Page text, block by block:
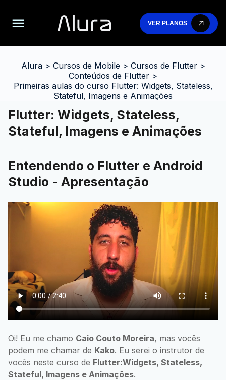
VER PLANOS
Alura> Cursos de Mobile> Cursos de Flutter>
Conteúdos de Flutter >
Primeiras aulas do curso Flutter: Widgets, Stateless,
Stateful, Imagens e Animações
Flutter: Widgets, Stateless,
Stateful, Imagens e Animações
Entendendo o Flutter e Android
Studio - Apresentação
Oi! Eu me chamo Caio Couto Moreira, mas vocês
podem me chamar de Kako. Eu serei o instrutor de
vocês neste curso de Flutter:Widgets, Stateless,
Stateful, Imagens e Animações.